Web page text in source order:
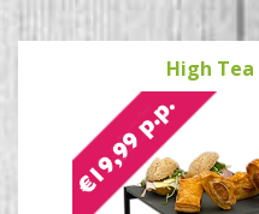
High Tea